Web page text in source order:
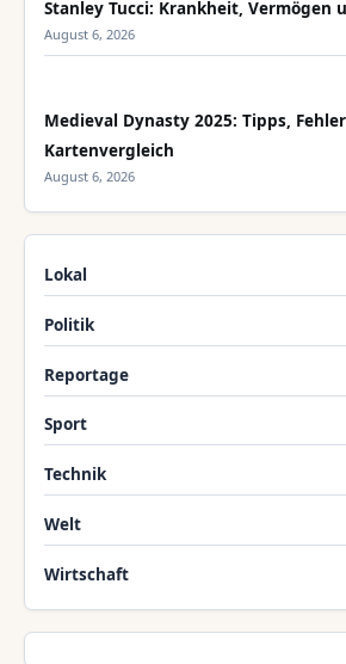
Stanley Tucci: Krankheit, Vermögen
August 6, 2026
Medieval Dynasty 2025: Tipps,
Kartenvergleich
August 6, 2026
Lokal
Politik
Reportage
Sport
Technik
Welt
Wirtschaft